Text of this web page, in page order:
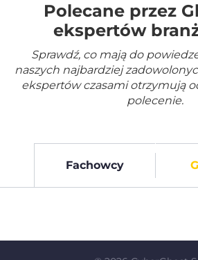
Polecane przez
ekspertów
Sprawdź, co mają do
naszych najbardziej
ekspertów czasami otrzymują
polecenie.
Fachowcy